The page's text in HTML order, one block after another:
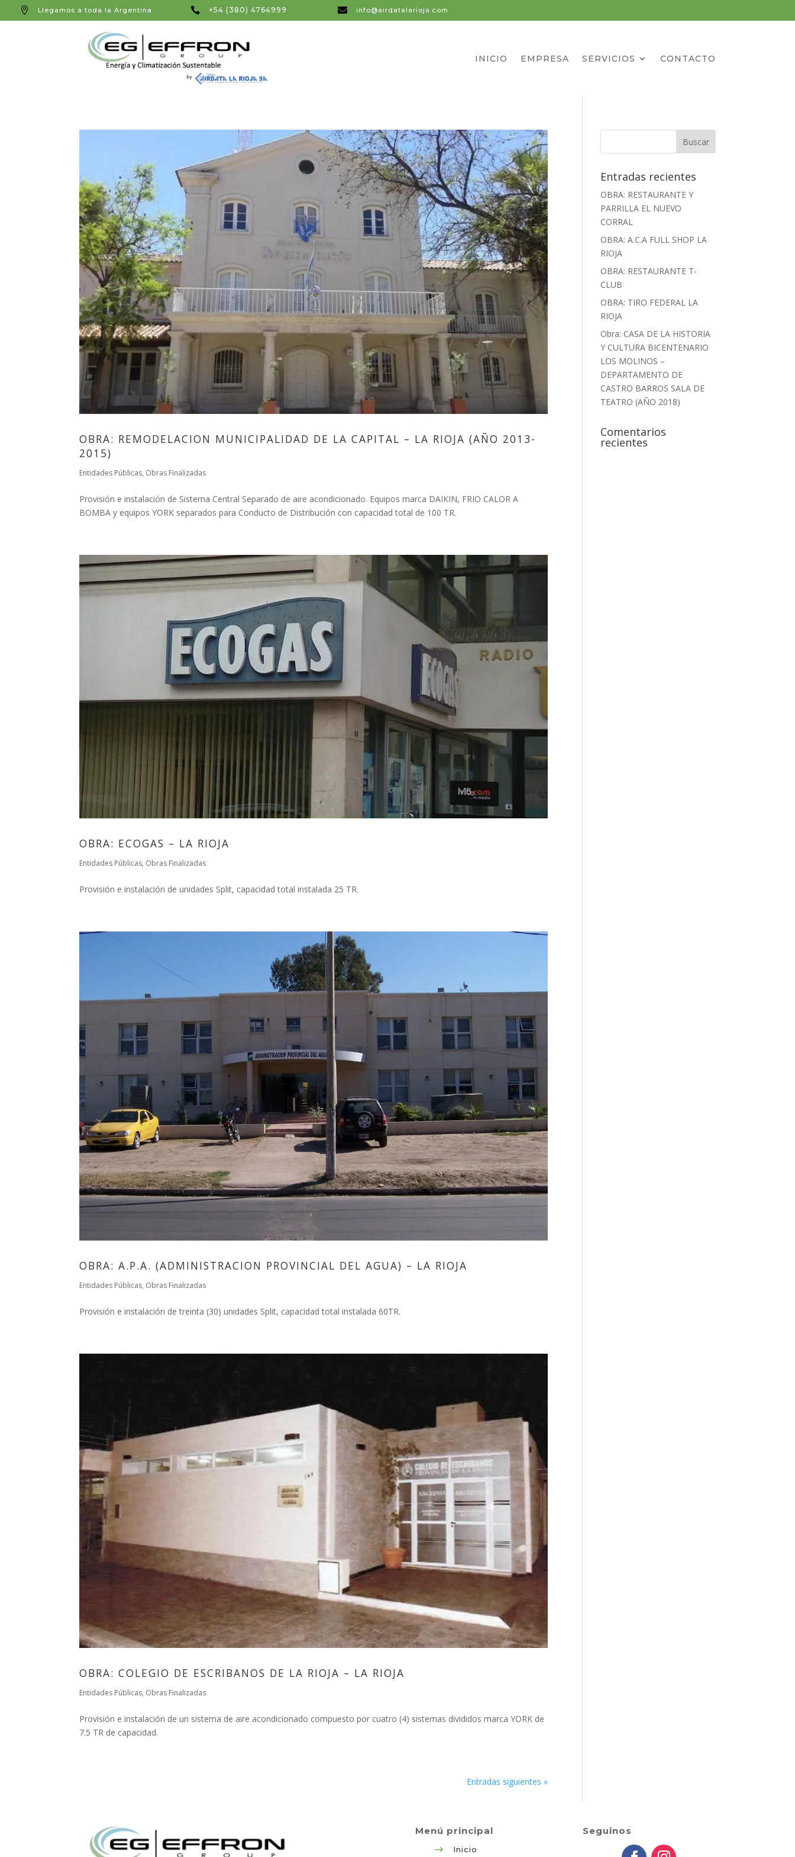
 Llegamos a toda la Argentina  +54 (380) 4764999  info@airdatalarioja.com
INICIO EMPRESA SERVICIOS CONTACTO
OBRA: REMODELACION MUNICIPALIDAD DE LA CAPITAL – LA RIOJA (AÑO 2013-
2015)
Entidades Públicas, Obras Finalizadas
Provisión e instalación de Sistema Central Separado de aire acondicionado. Equipos marca DAIKIN, FRIO CALOR A
BOMBA y equipos YORK separados para Conducto de Distribución con capacidad total de 100 TR.
OBRA: ECOGAS – LA RIOJA
Entidades Públicas, Obras Finalizadas
Provisión e instalación de unidades Split, capacidad total instalada 25 TR.
OBRA: A.P.A. (ADMINISTRACION PROVINCIAL DEL AGUA) – LA RIOJA
Entidades Públicas, Obras Finalizadas
Provisión e instalación de treinta (30) unidades Split, capacidad total instalada 60TR.
OBRA: COLEGIO DE ESCRIBANOS DE LA RIOJA – LA RIOJA
Entidades Públicas, Obras Finalizadas
Provisión e instalación de un sistema de aire acondicionado compuesto por cuatro (4) sistemas divididos marca YORK de
7.5 TR de capacidad.
Entradas siguientes »
Entradas recientes
OBRA: RESTAURANTE Y
PARRILLA EL NUEVO
CORRAL
OBRA: A.C.A FULL SHOP LA
RIOJA
OBRA: RESTAURANTE T-
CLUB
OBRA: TIRO FEDERAL LA
RIOJA
Obra: CASA DE LA HISTORIA
Y CULTURA BICENTENARIO
LOS MOLINOS –
DEPARTAMENTO DE
CASTRO BARROS SALA DE
TEATRO (AÑO 2018)
Comentarios
recientes
Menú principal
$
Inicio
Seguinos